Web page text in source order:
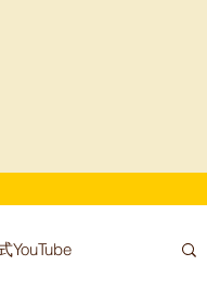
YouTube